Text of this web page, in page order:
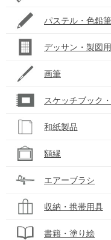
パステル・色鉛筆
デッサン・製図
画筆
スケッチブック
和紙製品
額縁
エアーブラシ
収納・携帯用具
書籍・塗り絵